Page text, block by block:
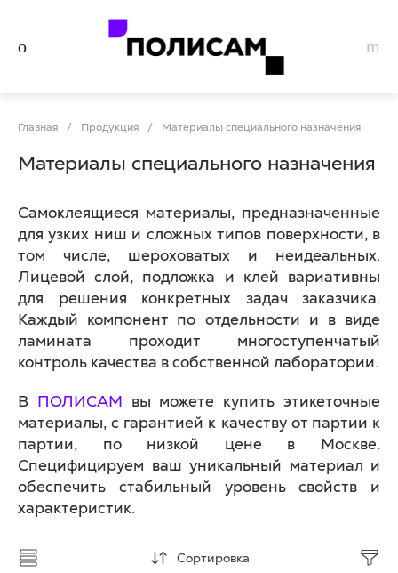
Главная / Продукция / Материалы специального назначения
Материалы специального назначения
Самоклеящиеся материалы, предназначенные
для узких ниш и сложных типов поверхности, в
том числе, шероховатых и неидеальных.
Лицевой слой, подложка и клей вариативны
для решения конкретных задач заказчика.
Каждый компонент по отдельности и в виде
ламината проходит многоступенчатый
контроль качества в собственной лаборатории.
В ПОЛИСАМ вы можете купить этикеточные
материалы, с гарантией к качеству от партии к
партии, по низкой цене в Москве.
Специфицируем ваш уникальный материал и
обеспечить стабильный уровень свойств и
характеристик.
Сортировка